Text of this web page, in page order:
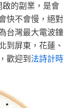
的副業，是會
快不會慢，絕對
台灣最大電波鐘
到屏東，花蓮、
歡迎到 法詩計時